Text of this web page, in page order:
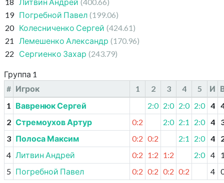
19 Погребной Павел (199.06)
20 Колесниченко Сергей (424.61)
21
Лемешенко Александр (170.96)
22
Сергиенко Захар (243.79)
Группа 1
# Игрок 1 2 3 4 5 И
1 Вавренюк Сергей 2:0 2:0 2:0 2:0 4
2 Стремоухов Артур 0:2 2:0 2:1 2:0 4
3 Полоса Максим 0:2 0:2 2:1 2:0 4
4 Литвин Андрей 0:2 1:2 1:2 2:0 4
5 Погребной Павел 0:2 0:2 0:2 0:2 4